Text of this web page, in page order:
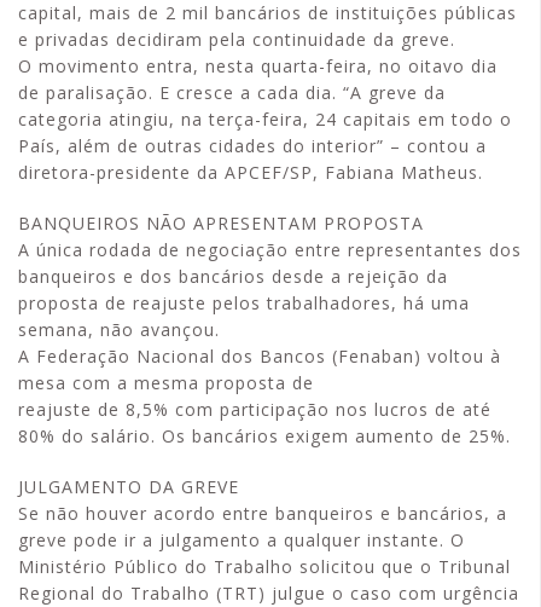
capital, mais de 2 mil bancários de instituições públicas
e privadas decidiram pela continuidade da greve.
O movimento entra, nesta quarta-feira, no oitavo dia
de paralisação. E cresce a cada dia. “A greve da
categoria atingiu, na terça-feira, 24 capitais em todo o
País, além de outras cidades do interior” – contou a
diretora-presidente da APCEF/SP, Fabiana Matheus.
BANQUEIROS NÃO APRESENTAM PROPOSTA
A única rodada de negociação entre representantes dos
banqueiros e dos bancários desde a rejeição da
proposta de reajuste pelos trabalhadores, há uma
semana, não avançou.
A Federação Nacional dos Bancos (Fenaban) voltou à
mesa com a mesma proposta de
reajuste de 8,5% com participação nos lucros de até
80% do salário. Os bancários exigem aumento de 25%.
JULGAMENTO DA GREVE
Se não houver acordo entre banqueiros e bancários, a
greve pode ir a julgamento a qualquer instante. O
Ministério Público do Trabalho solicitou que o Tribunal
Regional do Trabalho (TRT) julgue o caso com urgência